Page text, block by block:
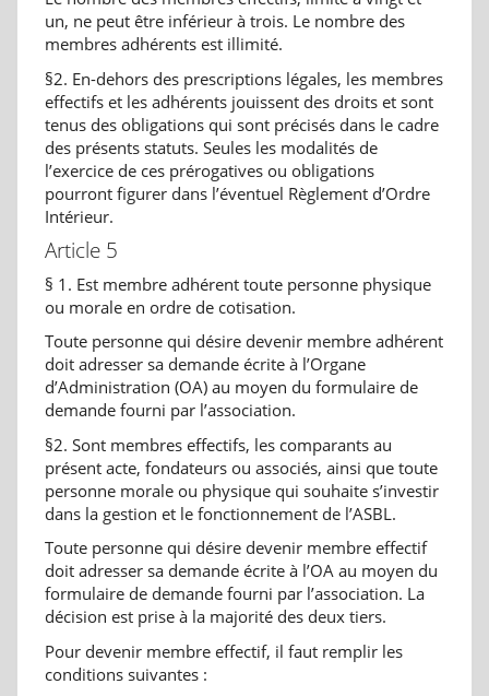
un, ne peut être inférieur à trois. Le nombre des
membres adhérents est illimité.
§2. En-dehors des prescriptions légales, les membres
effectifs et les adhérents jouissent des droits et sont
tenus des obligations qui sont précisés dans le cadre
des présents statuts. Seules les modalités de
l’exercice de ces prérogatives ou obligations
pourront figurer dans l’éventuel Règlement d’Ordre
Intérieur.
Article 5
§ 1. Est membre adhérent toute personne physique
ou morale en ordre de cotisation.
Toute personne qui désire devenir membre adhérent
doit adresser sa demande écrite à l’Organe
d’Administration (OA) au moyen du formulaire de
demande fourni par l’association.
§2. Sont membres effectifs, les comparants au
présent acte, fondateurs ou associés, ainsi que toute
personne morale ou physique qui souhaite s’investir
dans la gestion et le fonctionnement de l’ASBL.
Toute personne qui désire devenir membre effectif
doit adresser sa demande écrite à l’OA au moyen du
formulaire de demande fourni par l’association. La
décision est prise à la majorité des deux tiers.
Pour devenir membre effectif, il faut remplir les
conditions suivantes :